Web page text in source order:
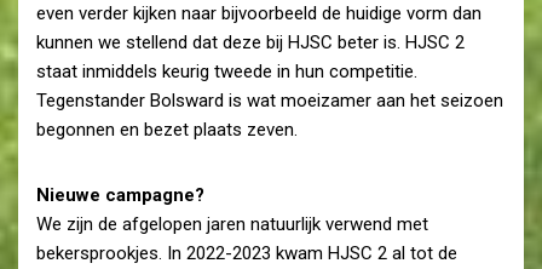
even verder kijken naar bijvoorbeeld de huidige vorm dan
kunnen we stellend dat deze bij HJSC beter is. HJSC 2
staat inmiddels keurig tweede in hun competitie.
Tegenstander Bolsward is wat moeizamer aan het seizoen
begonnen en bezet plaats zeven.
Nieuwe campagne?
We zijn de afgelopen jaren natuurlijk verwend met
bekersprookjes. In 2022-2023 kwam HJSC 2 al tot de